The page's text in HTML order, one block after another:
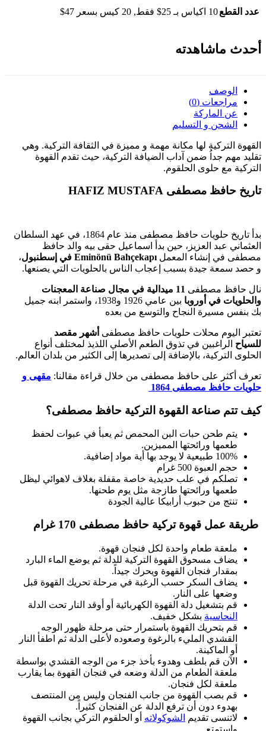
عدد القطع10 اكياس بـ 25$ فقط , 20 كيس بسعر 47$
أحدث ماشاهدته
الوصف
مراجعات (0)
عن الماركة
الشحن و التسليم
القهوة التركية لها مكانة مهمة و مميزة في الثقافة التركية. وهي
تقليد مهم جداُ ضمن آداب الضيافة التركية، حيث تقدم القهوة
التركية مع حلوى الحلقوم.
تاريخ حافظ مصطفى HAFIZ MUSTAFA
بدأ تاريخ حلويات حافظ مصطفى منذ عام 1864، في عهد السلطان
العثماني عبد العزيز، حين بدأ اسماعيل حقى بيه والد حافظ
مصطفى في إنشاء المعمل
،
و حصد سمعة جيدة بسبب إعجاب الناس بالحلويات التي يصنعها.
نال حافظ مصطفى
11 ميدالية في مجال صناعة المعجنات
والحلويات في أوروبا
بين عامي 1926 و1938، واستمر ابنه جميل
بك بنفس مسيرة النجاح والتوسع من بعده
تعتبر اليوم محلات حلويات حافظ مصطفى أشهر مقصد
للسياح الراغبين في تذوق الطعم الأصلي اللذيذ لمختلف أنواع
الحلوى التركية، بالإضافة إلى تصديرها إلى الكثير من بلدان العالم.
تعرف أكثر على حافظ مصطفى من خلال قراءة مقالنا: مقهى و
حلويات حافظ مصطفى 1864
كيف تتم صناعة القهوة التركية حافظ مصطفى؟
يتم طحن حبات البن المحمص ثم يعبأ في عبوات لحفظ
طعمها ورائحتها المميزين.
100% طبيعية لا يوجد بها أية مواد إضافية.
حجم العبوة 500 غرام
تصلكم في علب حديدية خاصة مقفلة بغلاف لاهوائي ليظل
طعمها ورائحتها طازجة مثل يوم طحنها.
تنتج من حبوب أرابيكا عالية الجودة
طريقة عمل قهوة تركية حافظ مصطفى 170 غرام
ملعقة طعام واحدة لكل فنجان قهوة.
يضاف مسحوق القهوة التركية للدلة ثم يوضع الماء البارد
بمقدار فنجان القهوة ويحرك جيداً.
يضاف السكر حسب الرغبة في مرحلة تحريك القهوة قبل
وضعها على النار.
قم بتشغيل دلة القهوة الكهربائية أو أوقد النار تحت الدلة
النحاسية بشكل خفيف.
قم بتحريك القهوة باستمرار حتى مرحلة ظهور الوجه
القشدي المليء بالرغوة وصعوده لأعلى الدلة ثم اطفأ النار
أو الماكينة.
الآن قم بلطف وهدوء بأخذ جزء من الوجه القشدي بواسطة
ملعقة الطعام من الدلة وضعه في فنجان القهوة بما يقارب
ملعقة لكل فنجان.
قم بصب القهوة من جانب الفنجان وليس من المنتصف
بهدوء دون أن ترفع الدلة عن الفنجان كثيراً.
لاتنسى تقديم
الشوكولاته أو الحلقوم التركي بجانب القهوة
واستمتع.